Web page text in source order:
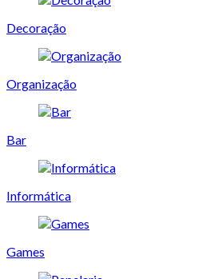
Decoração
Organização
Bar
Informática
Games